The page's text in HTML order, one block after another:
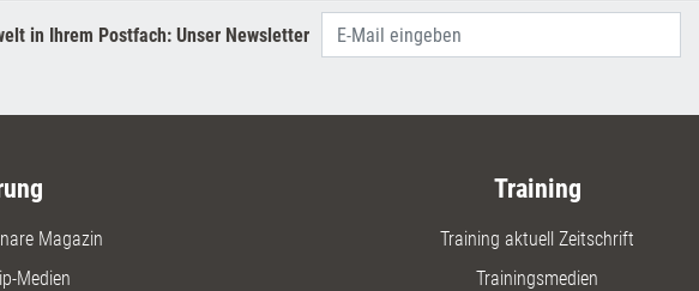
in Ihrem Postfach: Unser Newsletter
Magazin
Medien
Training
Training aktuell Zeitschrift
Trainingsmedien